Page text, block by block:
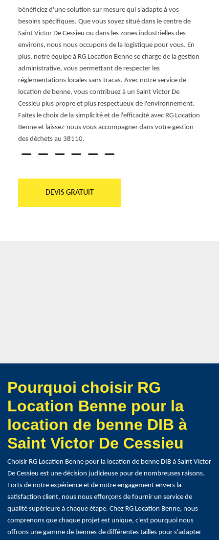
bénéficiez d'une solution sur mesure qui s'adapte à vos
besoins spécifiques. Que vous soyez situé dans le centre de
Saint Victor De Cessieu ou dans les zones industrielles des
environs, nous nous occupons de la logistique pour vous. En
plus, notre équipe à RG Location Benne se charge de la gestion
administrative, vous permettant de respecter les
réglementations locales sans tracas. Avec notre service de
location de benne, vous contribuez à un Saint Victor De
Cessieu plus propre et plus respectueux de l'environnement.
Faites le choix de la simplicité et de l'efficacité avec RG Location
Benne et laissez-nous vous accompagner dans votre gestion
des déchets au 38110.
DEVIS GRATUIT
Pourquoi choisir RG
Location Benne pour la
location de benne DIB à
Saint Victor De Cessieu
Choisir RG Location Benne pour la location de benne DIB à Saint Victor
De Cessieu est une décision judicieuse pour de nombreuses raisons.
Forts de notre expérience et de notre engagement envers la
satisfaction client, nous nous efforçons de fournir un service de
qualité supérieure à chaque étape. Chez RG Location Benne, nous
comprenons que chaque projet est unique, c'est pourquoi nous
offrons une gamme de bennes de différentes tailles pour s'adapter